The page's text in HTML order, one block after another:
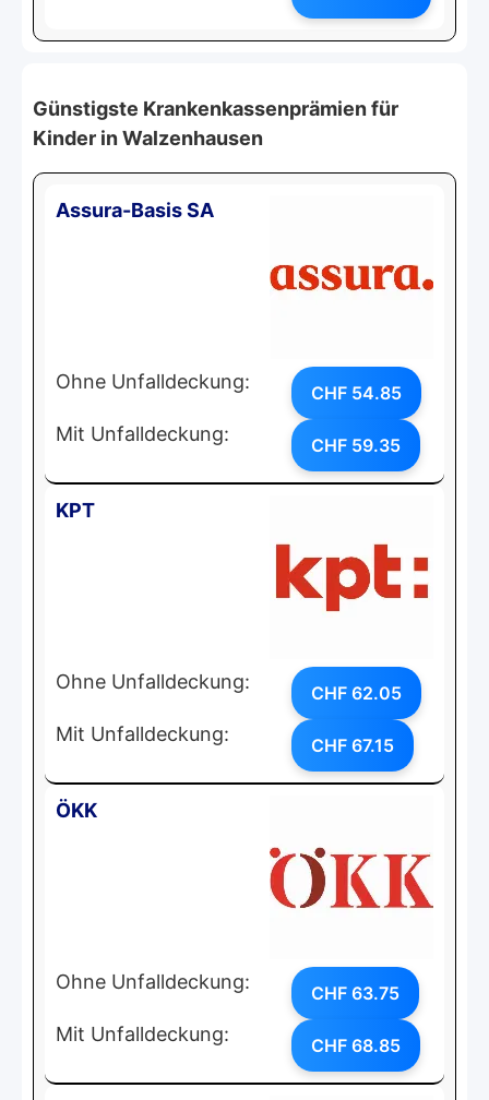
Günstigste Krankenkassenprämien für
Kinder in Walzenhausen
Assura-Basis SA
Ohne Unfalldeckung: CHF 54.85
Mit Unfalldeckung: CHF 59.35
KPT
Ohne Unfalldeckung: CHF 62.05
Mit Unfalldeckung: CHF 67.15
ÖKK
Ohne Unfalldeckung: CHF 63.75
Mit Unfalldeckung: CHF 68.85